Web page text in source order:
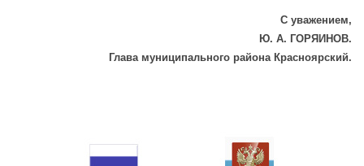
С уважением,
Ю. А. ГОРЯИНОВ.
Глава муниципального района Красноярский.